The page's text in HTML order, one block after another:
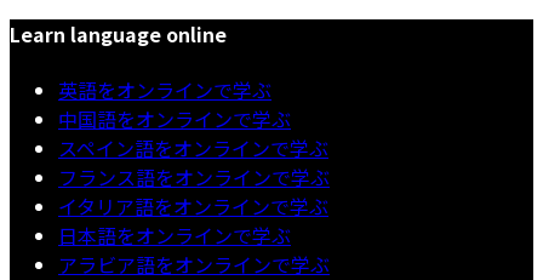
Learn language online
英語をオンラインで学ぶ
中国語をオンラインで学ぶ
スペイン語をオンラインで学ぶ
フランス語をオンラインで学ぶ
イタリア語をオンラインで学ぶ
日本語をオンラインで学ぶ
アラビア語をオンラインで学ぶ